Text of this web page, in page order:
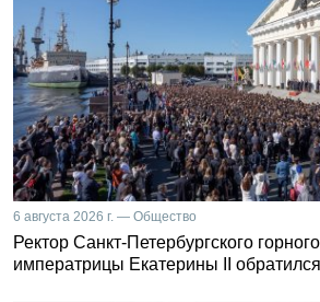
6 августа 2026 г. — Общество
Ректор Санкт-Петербургского
императрицы Екатерины II